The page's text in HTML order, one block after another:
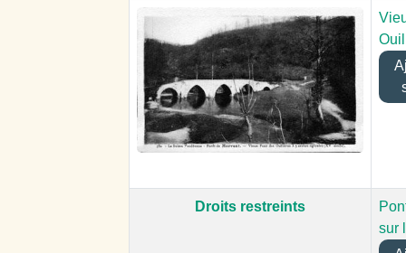
Droits restreints
sur